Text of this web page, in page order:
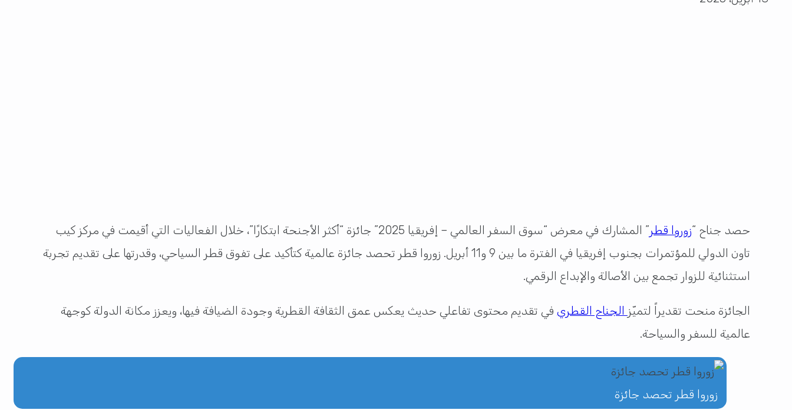
حصد جناح “زوروا قطر
” المشارك في معرض “سوق السفر العالمي – إفريقيا 2025” جائزة “أكثر الأجنحة ابتكارًا”، خلال الفعاليات التي أقيمت في مركز كيب
تاون الدولي للمؤتمرات بجنوب إفريقيا في الفترة ما بين 9 و11 أبريل. زوروا قطر تحصد جائزة عالمية كتأكيد على تفوق قطر السياحي، وقدرتها على تقديم تجربة
استثنائية للزوار تجمع بين الأصالة والإبداع الرقمي.
الجائزة منحت تقديراً لتميّز الجناح القطري في تقديم محتوى تفاعلي حديث يعكس عمق الثقافة القطرية وجودة الضيافة فيها، ويعزز مكانة الدولة كوجهة
عالمية للسفر والسياحة.
زوروا قطر تحصد جائزة